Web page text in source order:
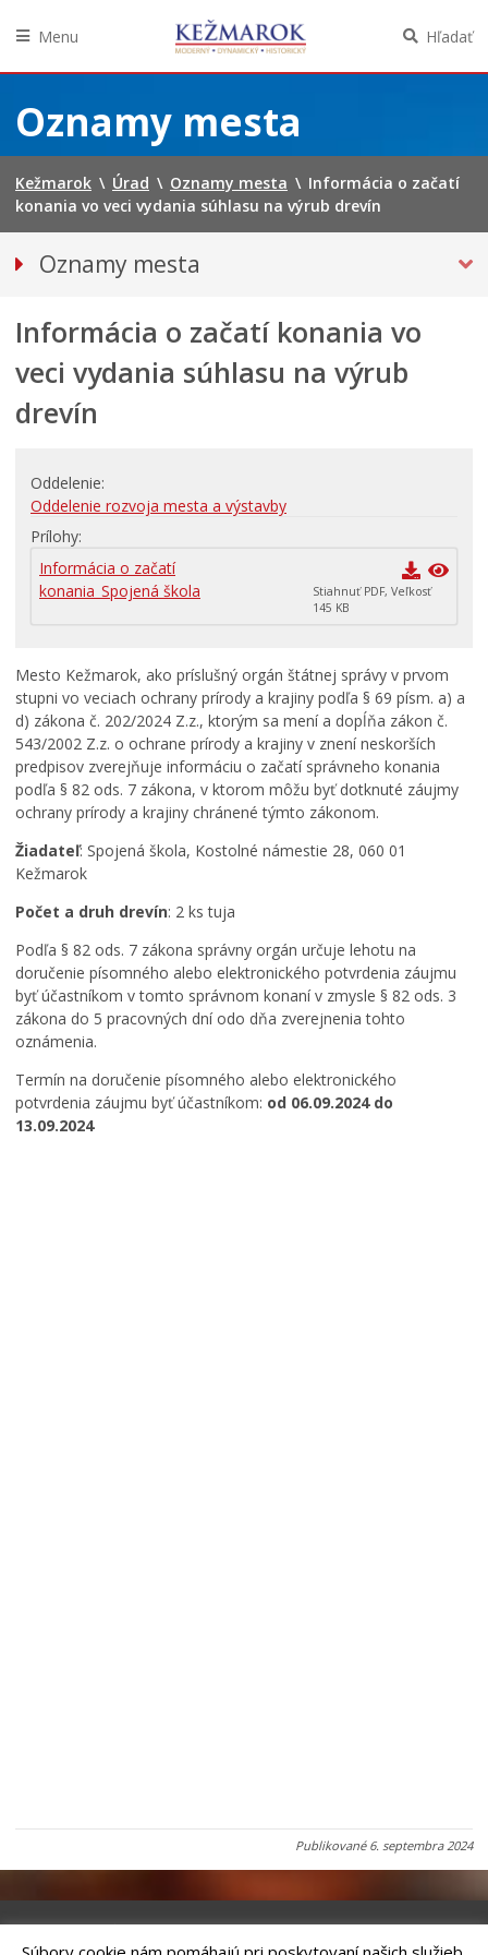
obsah
Menu Hľadať
Oznamy mesta
Kežmarok \ Úrad \ Oznamy mesta \ Informácia o začatí
konania vo veci vydania súhlasu na výrub drevín
Oznamy mesta
Bezpečnosť
Straty a nálezy
Doprava, údržba komunikácií
Financie
Primátor informuje
Rodina, život, bývanie
Školstvo
Stavby, prenájmy a pozemky
ŽIVOTNÉ PROSTREDIE A ODPADY
Informácia o začatí konania vo
veci vydania súhlasu na výrub
drevín
Oddelenie
Oddelenie rozvoja mesta a výstavby
Prílohy
Informácia o začatí
konania_Spojená škola
Stiahnuť PDF, Veľkosť
145 KB
Mesto Kežmarok, ako príslušný orgán štátnej správy v prvom
stupni vo veciach ochrany prírody a krajiny podľa § 69 písm. a) a
d) zákona č. 202/2024 Z.z., ktorým sa mení a dopĺňa zákon č.
543/2002 Z.z. o ochrane prírody a krajiny v znení neskorších
predpisov zverejňuje informáciu o začatí správneho konania
podľa § 82 ods. 7 zákona, v ktorom môžu byť dotknuté záujmy
ochrany prírody a krajiny chránené týmto zákonom.
Žiadateľ: Spojená škola, Kostolné námestie 28, 060 01
Kežmarok
Počet a druh drevín: 2 ks tuja
Podľa § 82 ods. 7 zákona správny orgán určuje lehotu na
doručenie písomného alebo elektronického potvrdenia záujmu
byť účastníkom v tomto správnom konaní v zmysle § 82 ods. 3
zákona do 5 pracovných dní odo dňa zverejnenia tohto
oznámenia.
Termín na doručenie písomného alebo elektronického
potvrdenia záujmu byť účastníkom: od 06.09.2024 do
13.09.2024
Publikované 6. septembra 2024